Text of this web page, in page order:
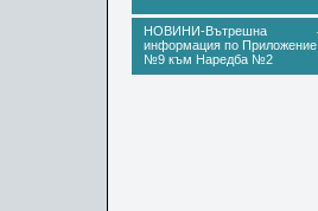
НОВИНИ-Вътрешна
информация по Приложение
№9 към Наредба №2